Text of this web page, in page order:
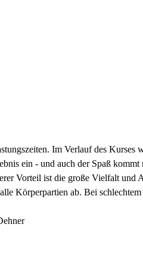
Im Verlauf des Kurses
ein - und auch der Spaß
Vorteil ist die große Vielfalt und
Körperpartien ab. Bei schlechtem